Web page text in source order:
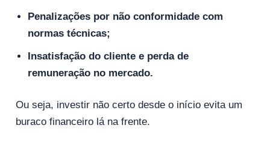
Penalizações por não conformidade com
normas técnicas;
Insatisfação do cliente e perda de
remuneração no mercado.
Ou seja, investir não certo desde o início evita um
buraco financeiro lá na frente.